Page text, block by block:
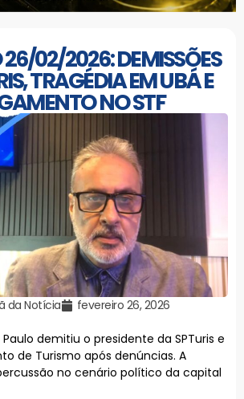
26/02/2026: DEMISSÕES
TRAGÉDIA EM UBÁ E
NO STF
da Notícia
fevereiro 26, 2026
demitiu o presidente da SPTuris e
de Turismo após denúncias. A
no cenário político da capital